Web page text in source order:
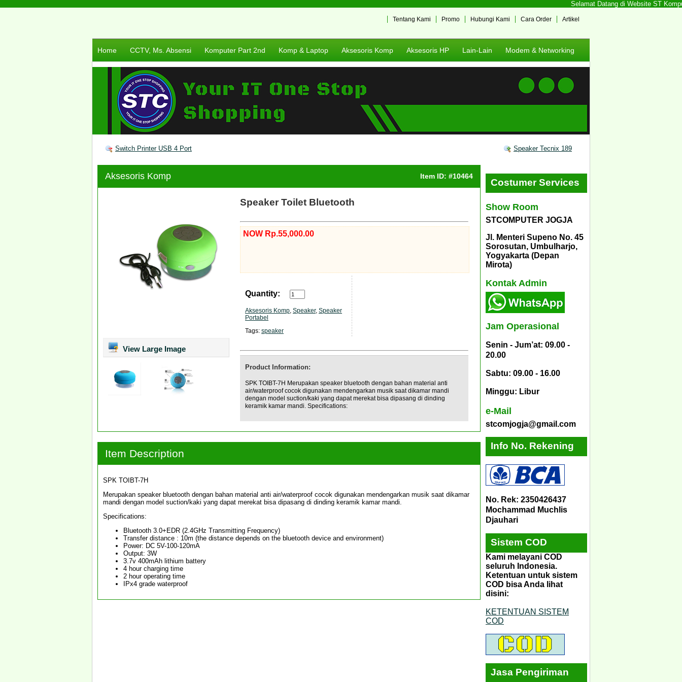
Selamat Datang di Website ST
Artikel
Cara Order
Hubungi Kami
Promo
Tentang Kami
Home CCTV, Ms. Absensi Komputer Part 2nd Komp & Laptop Aksesoris Komp Aksesoris HP Lain-Lain Modem & Networking
Switch Printer USB 4 Port Speaker Tecnix 189
Aksesoris Komp Item ID: #10464
View Large Image
Speaker Toilet Bluetooth
NOW Rp.55,000.00
Quantity:
Aksesoris Komp, Speaker, Speaker
Portabel
Tags: speaker
Product Information:
SPK TOIBT-7H Merupakan speaker bluetooth dengan bahan material anti
air/waterproof cocok digunakan mendengarkan musik saat dikamar mandi
dengan model suction/kaki yang dapat merekat bisa dipasang di dinding
keramik kamar mandi. Specifications:
Item Description
SPK TOIBT-7H
Merupakan speaker bluetooth dengan bahan material anti air/waterproof cocok digunakan mendengarkan musik saat dikamar
mandi dengan model suction/kaki yang dapat merekat bisa dipasang di dinding keramik kamar mandi.
Specifications:
Bluetooth 3.0+EDR (2.4GHz Transmitting Frequency)
Transfer distance : 10m (the distance depends on the bluetooth device and environment)
Power: DC 5V-100-120mA
Output: 3W
3.7v 400mAh lithium battery
4 hour charging time
2 hour operating time
IPx4 grade waterproof
Costumer Services
Show Room
STCOMPUTER JOGJA
Jl. Menteri Supeno No. 45
Sorosutan, Umbulharjo,
Yogyakarta (Depan
Mirota)
Kontak Admin
Jam Operasional
Senin - Jum’at: 09.00 -
20.00
Sabtu: 09.00 - 16.00
Minggu: Libur
e-Mail
stcomjogja@gmail.com
Info No. Rekening
No. Rek: 2350426437
Mochammad Muchlis
Djauhari
Sistem COD
Kami melayani COD
seluruh Indonesia.
Ketentuan untuk sistem
COD bisa Anda lihat
disini:
KETENTUAN SISTEM
COD
Jasa Pengiriman